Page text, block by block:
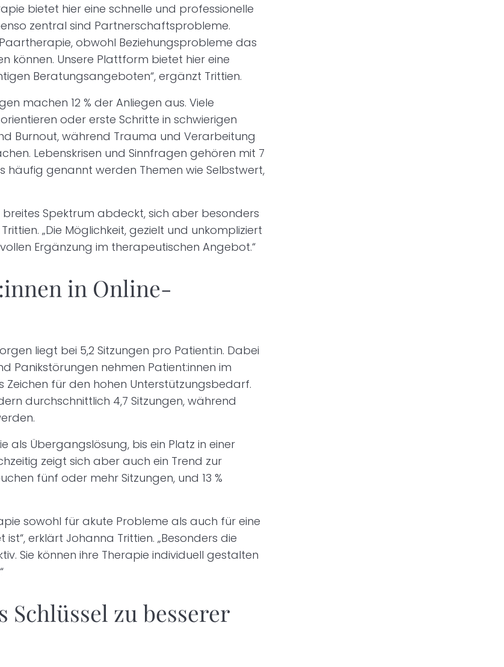
bietet hier eine schnelle und professionelle
zentral sind Partnerschaftsprobleme.
obwohl Beziehungsprobleme das
können. Unsere Plattform bietet hier eine
Beratungsangeboten“, ergänzt Trittien.
machen 12 % der Anliegen aus. Viele
oder erste Schritte in schwierigen
Burnout, während Trauma und Verarbeitung
Lebenskrisen und Sinnfragen gehören mit 7
häufig genannt werden Themen wie Selbstwert,
breites Spektrum abdeckt, sich aber besonders
„Die Möglichkeit, gezielt und unkompliziert
Ergänzung im therapeutischen Angebot.“
in Online-
liegt bei 5,2 Sitzungen pro Patient:in. Dabei
Panikstörungen nehmen Patient:innen im
Zeichen für den hohen Unterstützungsbedarf.
durchschnittlich 4,7 Sitzungen, während
als Übergangslösung, bis ein Platz in einer
zeigt sich aber auch ein Trend zur
fünf oder mehr Sitzungen, und 13 %
sowohl für akute Probleme als auch für eine
erklärt Johanna Trittien. „Besonders die
Sie können ihre Therapie individuell gestalten
zu besserer